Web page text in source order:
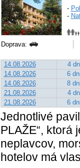
-
-
Doprava:
14.08.2026 4
14.08.2026
6
14.08.2026
8
21.08.2026
4
21.08.2026
6
Jednotlivé
PLAŽE“, ktorá
neplavcov,
hotelov má